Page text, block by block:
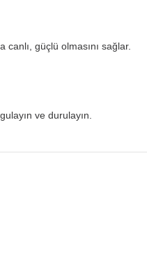
güçlü olmasını sağlar.
ve durulayın.